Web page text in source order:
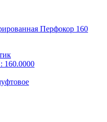
Перфокор 160
160.0000